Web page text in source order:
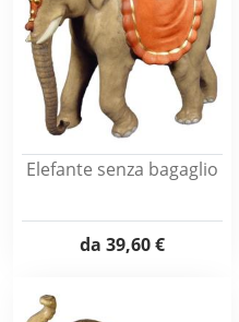
Elefante senza bagaglio
da 39,60 €